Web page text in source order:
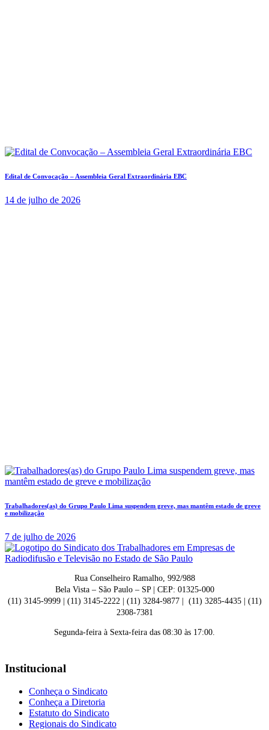
Edital de Convocação – Assembleia Geral Extraordinária EBC
14 de julho de 2026
Trabalhadores(as) do Grupo Paulo Lima suspendem greve, mas mantêm estado de greve
e mobilização
7 de julho de 2026
Rua Conselheiro Ramalho, 992/988
Bela Vista – São Paulo – SP | CEP: 01325-000
(11) 3145-9999 | (11) 3145-2222 | (11) 3284-9877 | (11) 3285-4435 | (11)
2308-7381
Segunda-feira à Sexta-feira das 08:30 às 17:00.
Institucional
Conheça o Sindicato
Conheça a Diretoria
Estatuto do Sindicato
Regionais do Sindicato